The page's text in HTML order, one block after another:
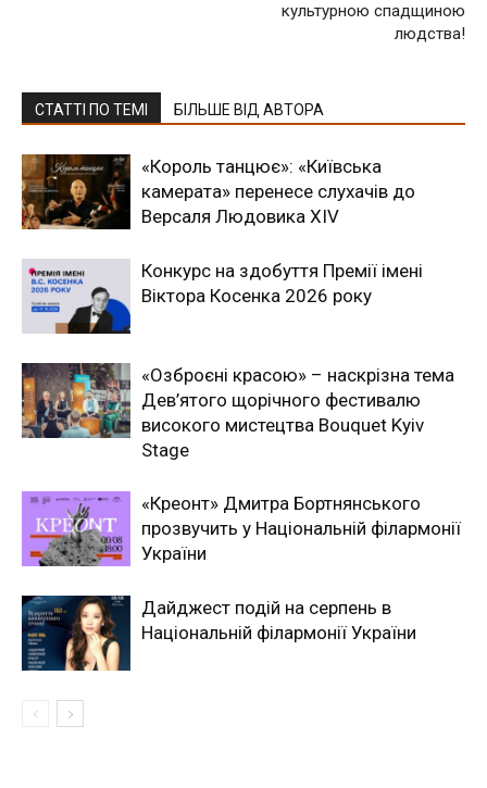
культурною спадщиною
людства!
СТАТТІ ПО ТЕМІ БІЛЬШЕ ВІД АВТОРА
«Король танцює»: «Київська
камерата» перенесе слухачів до
Версаля Людовика XIV
Конкурс на здобуття Премії імені
Віктора Косенка 2026 року
«Озброєні красою» – наскрізна тема
Дев’ятого щорічного фестивалю
високого мистецтва Bouquet Kyiv
Stage
«Креонт» Дмитра Бортнянського
прозвучить у Національній філармонії
України
Дайджест подій на серпень в
Національній філармонії України